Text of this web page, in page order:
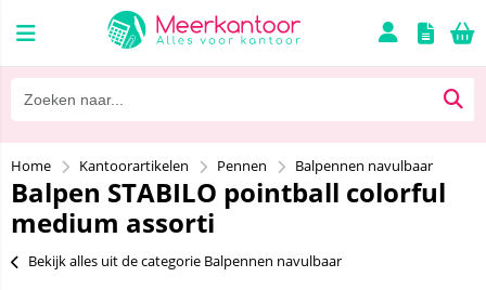
Home Kantoorartikelen Pennen Balpennen navulbaar
Balpen STABILO pointball colorful
medium assorti
Bekijk alles uit de categorie Balpennen navulbaar